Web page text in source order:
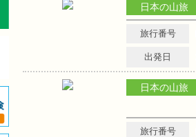
日本の山旅
旅行番号
出発日
日本の山旅
旅行番号